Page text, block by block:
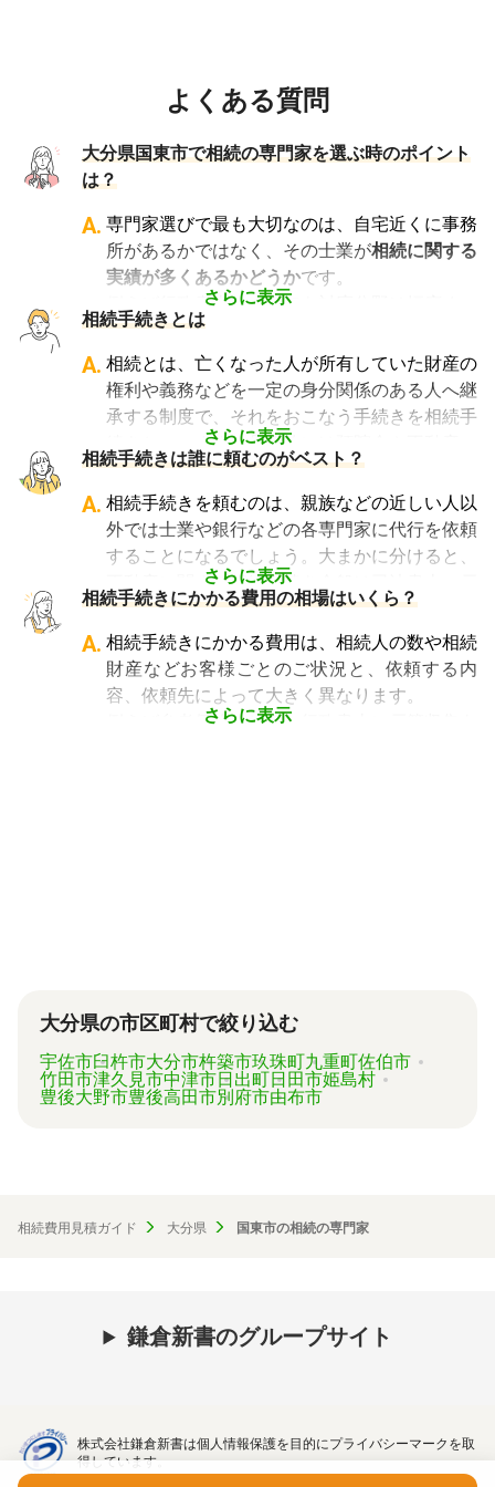
よくある質問
大分県国東市で相続の専門家を選ぶ時のポイント
は？
さらに表示
A. 専門家選びで最も大切なのは、自宅近くに事務
所があるかではなく、その士業が相続に関する
実績が多くあるかどうかです。
例えば行政書士といっても対応分野は幅広く、
法人設立や許認可申請など法人業務を中心に行
っている行政書士に相続手続きの相談をして
も、期待した結果は得られないでしょう。
また税理士であれば、相続は税理士試験の必修
科目でないことから資格試験を取る時に選択し
ていない人にとっては専門外となります。
よって、相続手続きを専門に行っている士業
や、相続手続きの実績が多数ある士業を選ぶこ
とが、スムーズで間違いのない相続手続きのた
めに非常に重要になります。
相続費用見積ガイドでは、相続手続きに強い経
が可能です。専門家選びでお困りの方は、まず
は 一括見積依頼からお問合せください。
相続手続きとは
さらに表示
A. 相続とは、亡くなった人が所有していた財産の
権利や義務などを一定の身分関係のある人へ継
承する制度で、それをおこなう手続きを相続手
続きといいます。具体的には預貯金や不動産、
借金なども含めた亡くなった人の財産を配偶者
や子どもなどの相続人に引き継ぐ手続きのこと
です。相続手続きが大変と言われるのは、その
複雑さや手続きの多さにあります。加えて役所
や銀行などに出向くことも多いことから時間も
手間もかかります。専門家に任せればそういっ
た煩わしさを大幅に減らすことができます。
相続手続きは誰に頼むのがベスト？
さらに表示
A. 相続手続きを頼むのは、親族などの近しい人以
外では士業や銀行などの各専門家に代行を依頼
することになるでしょう。大まかに分けると、
不動産に関する相続手続き全般は司法書士、戸
籍謄本の収集、預貯金口座・車などの名義変更
手続きを任せたい場合は行政書士、相続税申告
や節税対策の検討は税理士、相続人の間で争い
やトラブルになっている場合は弁護士というよ
うに状況別に頼むのがベストです。
相続手続きにかかる費用の相場はいくら？
さらに表示
A. 相続手続きにかかる費用は、相続人の数や相続
財産などお客様ごとのご状況と、依頼する内
容、依頼先によって大きく異なります。
例えば参考価格として、行政書士に戸籍収集を
ずは見積を取り寄せてみましょう。
大分県の市区町村で絞り込む
宇佐市臼杵市大分市杵築市玖珠町九重町佐伯市
竹田市津久見市中津市日出町日田市姫島村
豊後大野市豊後高田市別府市由布市
相続費用見積ガイド 大分県 国東市の相続の専門家
鎌倉新書のグループサイト
株式会社鎌倉新書は個人情報保護を目的にプライバシーマークを取
得しています。